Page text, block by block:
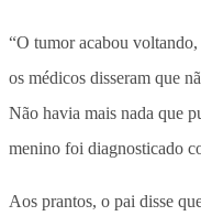
“O tumor acabou
os médicos disseram que
Não havia mais nada que
menino foi diagnosticado
Aos prantos, o pai disse